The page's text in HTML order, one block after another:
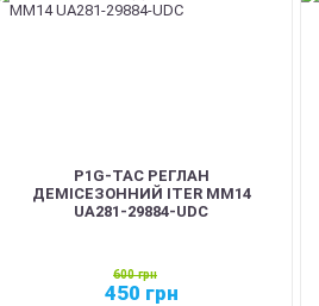
P1G-TAC РЕГЛАН
ДЕМІСЕЗОННИЙ ITER ММ14
UA281-29884-UDC
600грн
450 грн